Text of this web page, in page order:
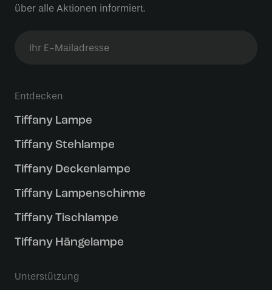
über alle Aktionen informiert.
Entdecken
Tiffany Lampe
Tiffany Stehlampe
Tiffany Deckenlampe
Tiffany Lampenschirme
Tiffany Tischlampe
Tiffany Hängelampe
Unterstützung